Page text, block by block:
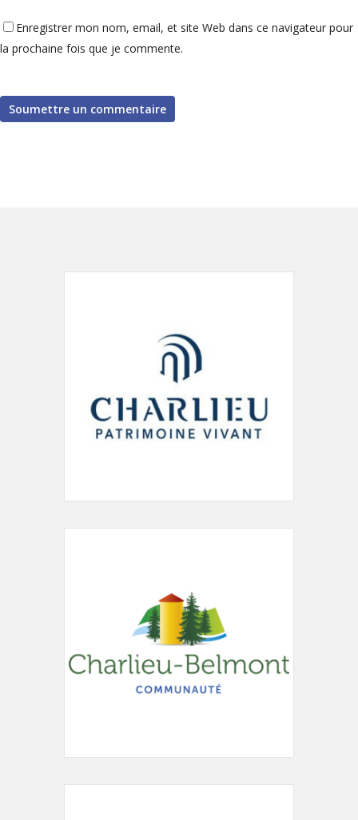
Enregistrer mon nom, email, et site Web dans ce navigateur pour
la prochaine fois que je commente.